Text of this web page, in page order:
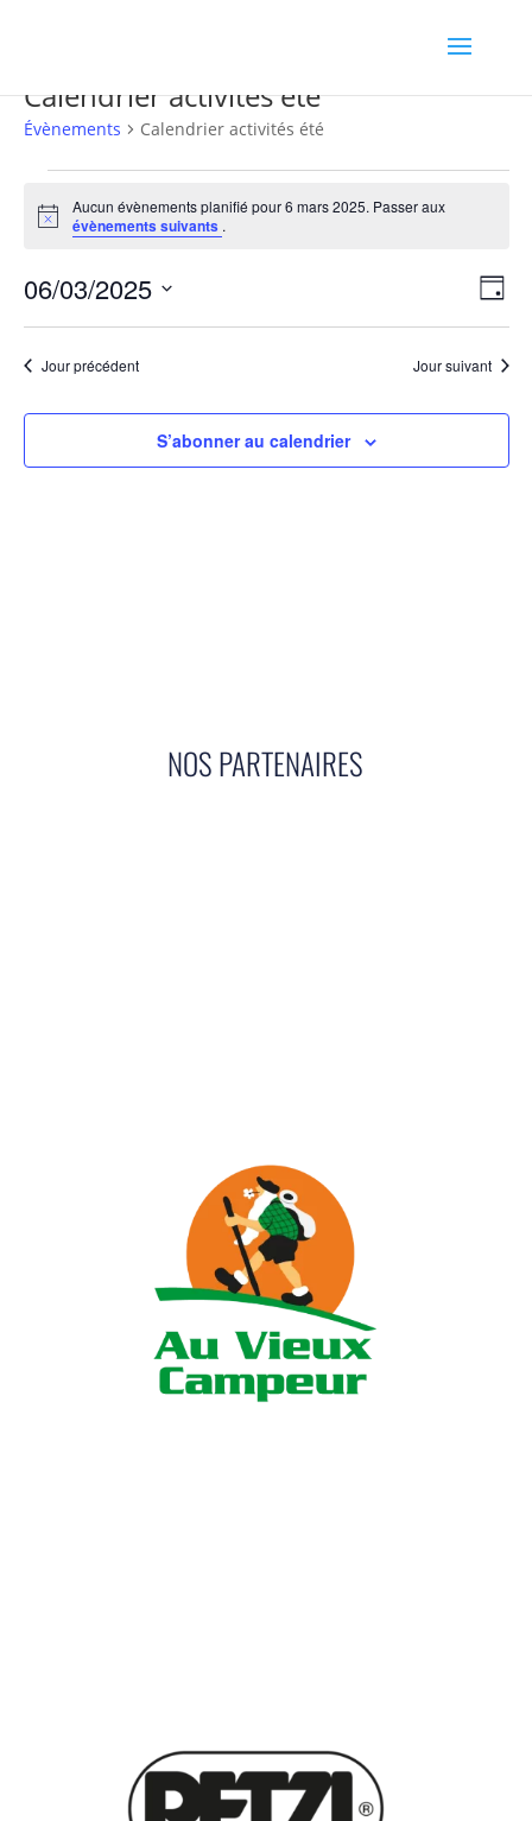
Calendrier activités été
Évènements Calendrier activités été
Évènements
for
mars
2025
Notice
Aucun évènements planifié pour 6 mars 2025. Passer aux
évènements suivants .
par
de
vues
Jour
06/03/2025
date.Jour précédent Jour suivant
S’abonner au calendrier
NOS PARTENAIRES